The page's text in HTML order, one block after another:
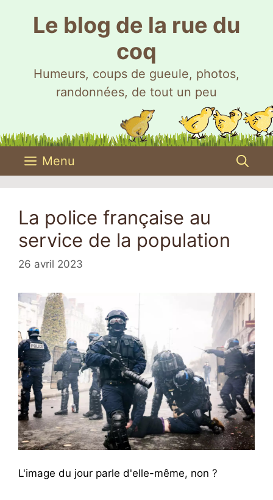
Le blog de la rue du
coq
Humeurs, coups de gueule, photos,
randonnées, de tout un peu
Menu
La police française au
service de la population
26 avril 2023
L'image du jour parle d'elle-même, non ?